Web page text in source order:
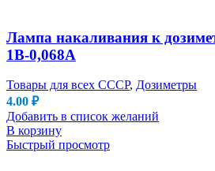
Лампа накаливания к
1В-0,068А
Товары для всех СССР, Дозиметры
4.00 ₽
Добавить в список желаний
В корзину
Быстрый просмотр